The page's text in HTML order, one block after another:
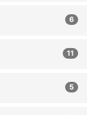
6
11
5